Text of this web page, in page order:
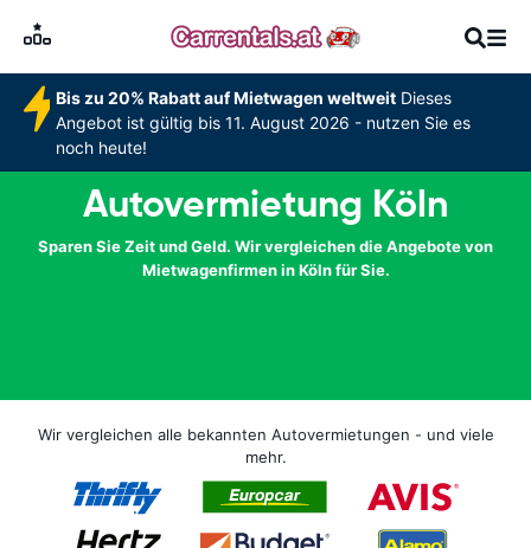
Bis zu 20% Rabatt auf Mietwagen weltweitDieses
Angebot ist gültig bis 11. August 2026 - nutzen Sie es
noch heute!
Autovermietung Köln
Sparen Sie Zeit und Geld. Wir vergleichen die Angebote von
Mietwagenfirmen in Köln für Sie.
Wir vergleichen alle bekannten Autovermietungen - und viele
mehr.